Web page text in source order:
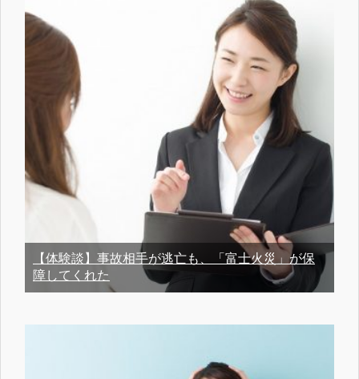
【体験談】事故相手が逃亡も、「富士火災」が保
障してくれた